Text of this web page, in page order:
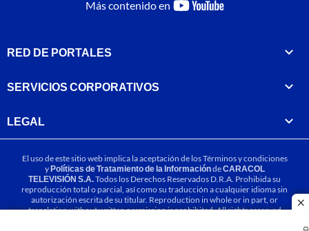
Más contenido en
youtube-
RED DE PORTALES
SERVICIOS CORPORATIVOS
LEGAL
El uso de este sitio web implica la aceptación de losTérminos y condiciones
yPolíticas de Tratamiento de la InformacióndeCARACOL
TELEVISIÓN S.A.Todos los Derechos Reservados D.R.A. Prohibida su
reproducción total o parcial, así como su traducción a cualquier idioma sin
autorización escrita de su titular. Reproduction in whole or in part, or
translation without written permission is prohibited. All rights reserved